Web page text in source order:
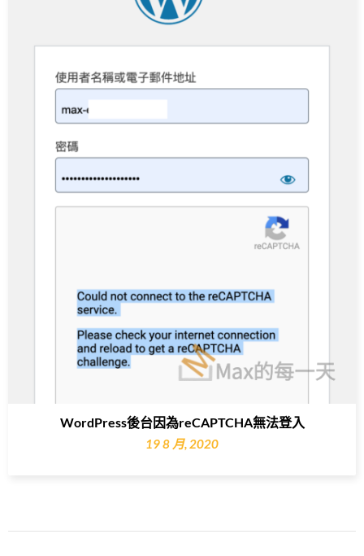
WordPress後台因為reCAPTCHA無法登入
19 8 月, 2020